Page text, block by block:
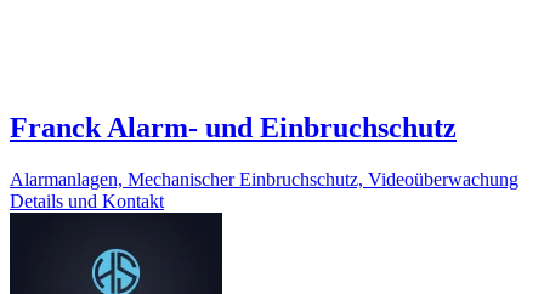
Franck Alarm- und Einbruchschutz
Alarmanlagen, Mechanischer Einbruchschutz, Videoüberwachung
Details und Kontakt